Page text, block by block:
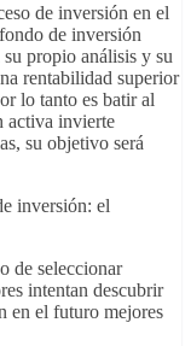
de inversión en el
de inversión
propio análisis y su
rentabilidad superior
lo tanto es batir al
activa invierte
su objetivo será
inversión: el
de seleccionar
intentan descubrir
en el futuro mejores